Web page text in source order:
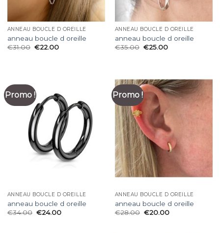
ANNEAU BOUCLE D OREILLE
anneau boucle d oreille
€31.00 €22.00
ANNEAU BOUCLE D OREILLE
anneau boucle d oreille
€35.00 €25.00
Promo !
ANNEAU BOUCLE D OREILLE
anneau boucle d oreille
€34.00 €24.00
Promo !
ANNEAU BOUCLE D OREILLE
anneau boucle d oreille
€28.00 €20.00